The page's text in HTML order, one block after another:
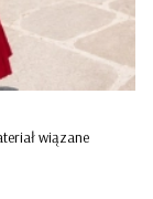
wiązane